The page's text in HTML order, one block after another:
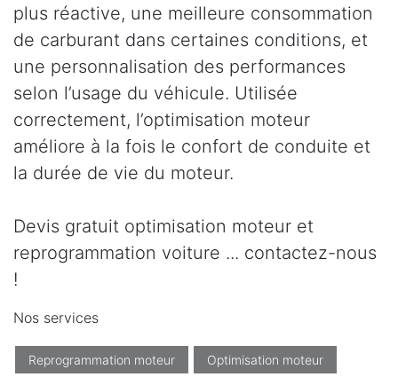
plus réactive, une meilleure consommation
de carburant dans certaines conditions, et
une personnalisation des performances
selon l’usage du véhicule. Utilisée
correctement, l’optimisation moteur
améliore à la fois le confort de conduite et
la durée de vie du moteur.
Devis gratuit optimisation moteur et
reprogrammation voiture ... contactez-nous
!
Nos services
Reprogrammation moteur Optimisation moteur